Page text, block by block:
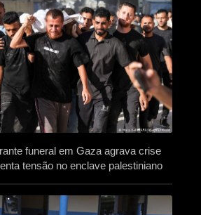
funeral em Gaza agrava crise
tensão no enclave palestiniano